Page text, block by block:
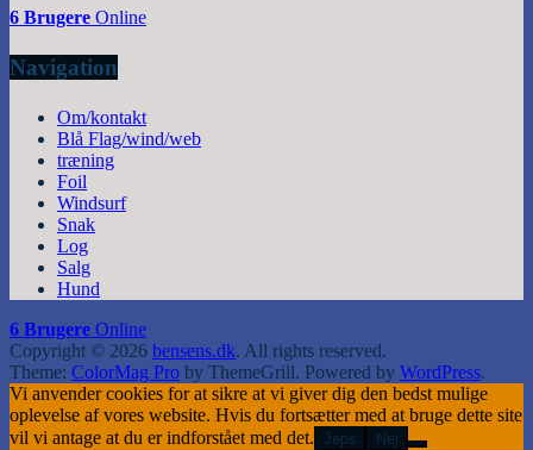
6 Brugere Online
Navigation
Om/kontakt
Blå Flag/wind/web
træning
Foil
Windsurf
Snak
Log
Salg
Hund
6 Brugere Online
Copyright © 2026 bensens.dk. All rights reserved.
Theme: ColorMag Pro by ThemeGrill. Powered by WordPress.
Vi anvender cookies for at sikre at vi giver dig den bedst mulige
oplevelse af vores website. Hvis du fortsætter med at bruge dette site
vil vi antage at du er indforstået med det. Jeps Nej